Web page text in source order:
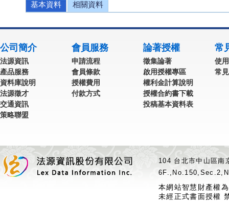
基本資料 相關資料
公司簡介
法源資訊
產品服務
資料庫說明
法源徵才
交通資訊
策略聯盟
會員服務
申請流程
會員條款
授權費用
付款方式
論著授權
徵集論著
啟用授權專區
權利金計算說明
授權合約書下載
投稿基本資料表
常
使
常
104 台北市中山區
本網站智慧財產權
未經正式書面授權